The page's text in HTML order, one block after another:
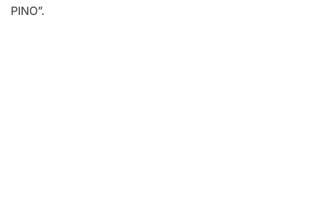
PINO”.